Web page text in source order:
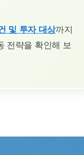
및 투자 대상까지
전략을 확인해 보